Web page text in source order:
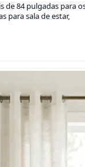
de 84 pulgadas para
para sala de estar,